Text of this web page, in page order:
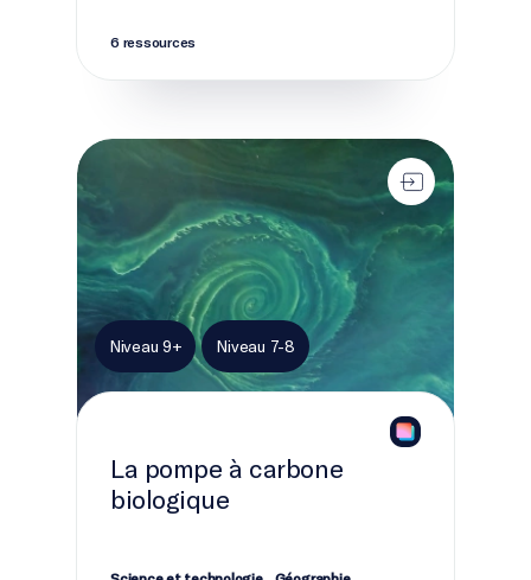
6 ressources
La pompe à carbone biologique
Niveau 9+ Niveau 7-8
La pompe à carbone
biologique